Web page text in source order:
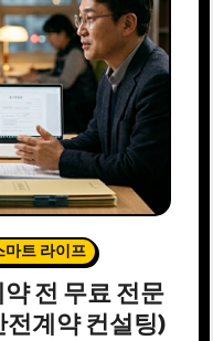
마트 라이프
전 무료 전문
계약 컨설팅)